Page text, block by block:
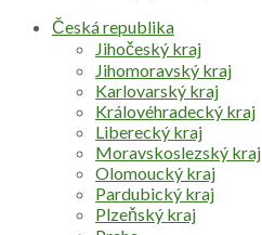
Česká republika
Jihočeský kraj
Jihomoravský kraj
Karlovarský kraj
Královéhradecký kraj
Liberecký kraj
Moravskoslezský kraj
Olomoucký kraj
Pardubický kraj
Plzeňský kraj